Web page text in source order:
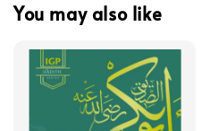
You may also like